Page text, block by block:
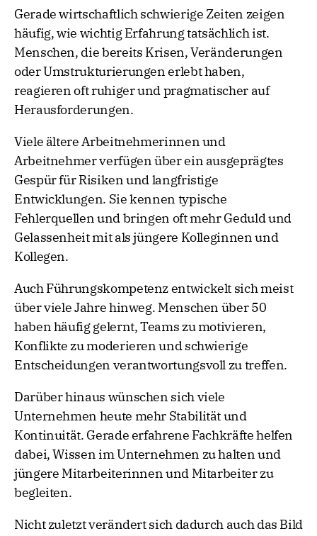
Gerade wirtschaftlich schwierige Zeiten zeigen
häufig, wie wichtig Erfahrung tatsächlich ist.
Menschen, die bereits Krisen, Veränderungen
oder Umstrukturierungen erlebt haben,
reagieren oft ruhiger und pragmatischer auf
Herausforderungen.
Viele ältere Arbeitnehmerinnen und
Arbeitnehmer verfügen über ein ausgeprägtes
Gespür für Risiken und langfristige
Entwicklungen. Sie kennen typische
Fehlerquellen und bringen oft mehr Geduld und
Gelassenheit mit als jüngere Kolleginnen und
Kollegen.
Auch Führungskompetenz entwickelt sich meist
über viele Jahre hinweg. Menschen über 50
haben häufig gelernt, Teams zu motivieren,
Konflikte zu moderieren und schwierige
Entscheidungen verantwortungsvoll zu treffen.
Darüber hinaus wünschen sich viele
Unternehmen heute mehr Stabilität und
Kontinuität. Gerade erfahrene Fachkräfte helfen
dabei, Wissen im Unternehmen zu halten und
jüngere Mitarbeiterinnen und Mitarbeiter zu
begleiten.
Nicht zuletzt verändert sich dadurch auch das Bild